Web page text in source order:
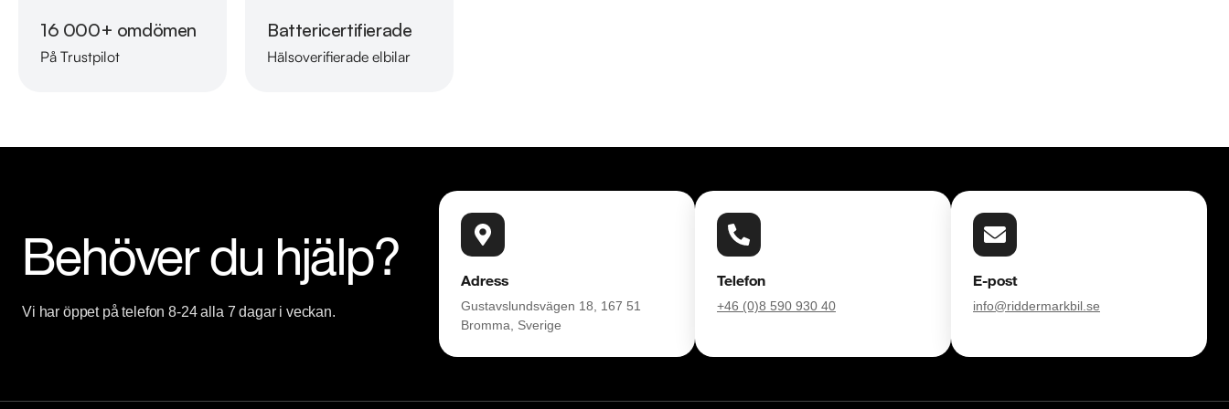
Besökstider i butik:
Måndag - Fredag 09:00 - 19:00
16 000+ omdömen
På Trustpilot
Battericertifierade
Hälsoverifierade elbilar
Behöver du hjälp?
Vi har öppet på telefon 8-24 alla 7 dagar i veckan.
Adress
Gustavslundsvägen 18, 167 51
Bromma, Sverige
Telefon
+46 (0)8 590 930 40
E-post
info@riddermarkbil.se